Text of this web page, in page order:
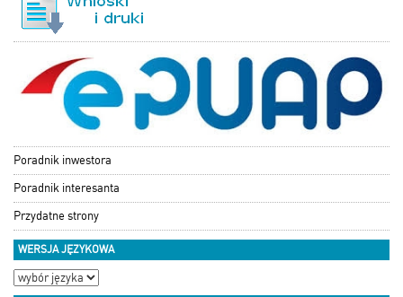
Poradnik inwestora
Poradnik interesanta
Przydatne strony
WERSJA JĘZYKOWA